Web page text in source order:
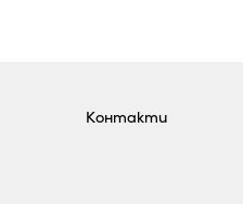
Контакти